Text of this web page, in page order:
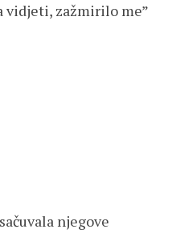
vidjeti, zažmirilo me”
njegove